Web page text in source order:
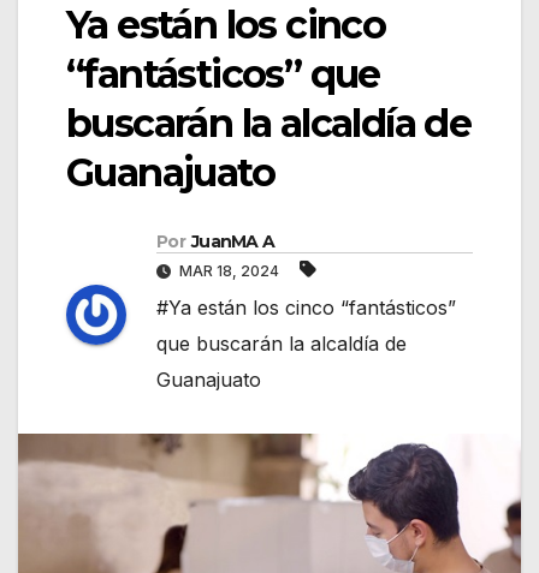
Ya están los cinco
“fantásticos” que
buscarán la alcaldía de
Guanajuato
Por JuanMA A
MAR 18, 2024
#Ya están los cinco “fantásticos”
que buscarán la alcaldía de
Guanajuato